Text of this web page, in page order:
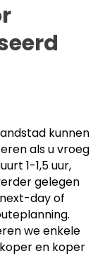
kunnen
als u vroeg
1-1,5 uur,
gelegen
day of
we enkele
en koper